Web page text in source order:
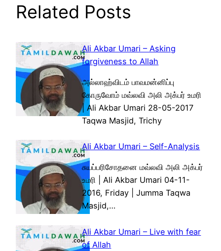
Related Posts
Ali Akbar Umari – Asking
forgiveness to Allah
அல்லாஹ்விடம் பாவமன்னிப்பு
கோருவோம் மவ்லவி அலி அக்பர் உமரி
| Ali Akbar Umari 28-05-2017
Taqwa Masjid, Trichy
Ali Akbar Umari – Self-Analysis
சுயப்பரிசோதனை மவ்லவி அலி அக்பர்
உமரி | Ali Akbar Umari 04-11-
2016, Friday | Jumma Taqwa
Masjid,…
Ali Akbar Umari – Live with fear
of Allah